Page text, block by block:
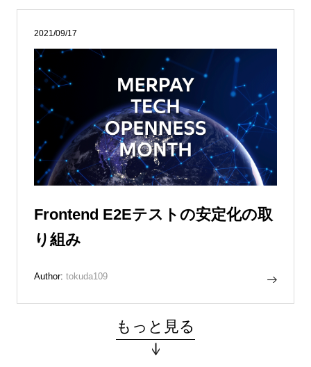
2021/09/17
Frontend E2Eテストの安定化の取
り組み
Author: tokuda109
もっと見る